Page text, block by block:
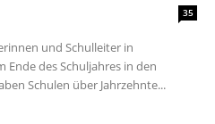
35
und Schulleiter in
Ende des Schuljahres in den
Schulen über Jahrzehnte...